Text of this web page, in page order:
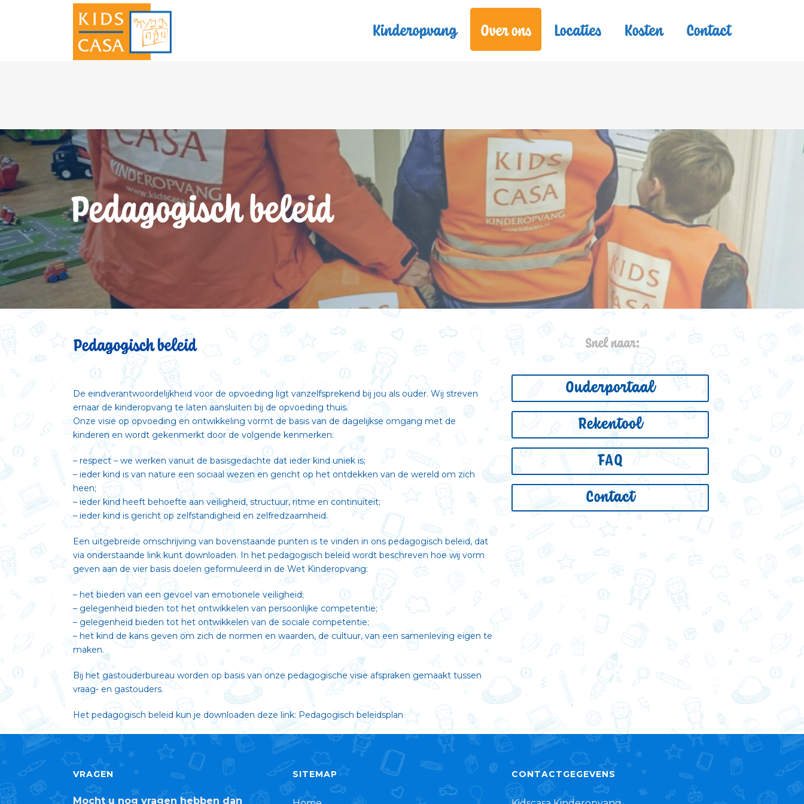
Kinderopvang Over ons Locaties Kosten Contact
Pedagogisch beleid
Pedagogisch beleid
De eindverantwoordelijkheid voor de opvoeding ligt vanzelfsprekend bij jou als ouder. Wij streven
ernaar de kinderopvang te laten aansluiten bij de opvoeding thuis.
Onze visie op opvoeding en ontwikkeling vormt de basis van de dagelijkse omgang met de
kinderen en wordt gekenmerkt door de volgende kenmerken:
– respect – we werken vanuit de basisgedachte dat ieder kind uniek is;
– ieder kind is van nature een sociaal wezen en gericht op het ontdekken van de wereld om zich
heen;
– ieder kind heeft behoefte aan veiligheid, structuur, ritme en continuïteit;
– ieder kind is gericht op zelfstandigheid en zelfredzaamheid.
Een uitgebreide omschrijving van bovenstaande punten is te vinden in ons pedagogisch beleid, dat
via onderstaande link kunt downloaden. In het pedagogisch beleid wordt beschreven hoe wij vorm
geven aan de vier basis doelen geformuleerd in de Wet Kinderopvang:
– het bieden van een gevoel van emotionele veiligheid;
– gelegenheid bieden tot het ontwikkelen van persoonlijke competentie;
– gelegenheid bieden tot het ontwikkelen van de sociale competentie;
– het kind de kans geven om zich de normen en waarden, de cultuur, van een samenleving eigen te
maken.
Bij het gastouderbureau worden op basis van onze pedagogische visie afspraken gemaakt tussen
vraag- en gastouders.
Het pedagogisch beleid kun je downloaden deze link: Pedagogisch beleidsplan
Snel naar:
Ouderportaal
Rekentool
FAQ
Contact
VRAGEN
Mocht u nog vragen hebben dan
SITEMAP CONTACTGEGEVENS